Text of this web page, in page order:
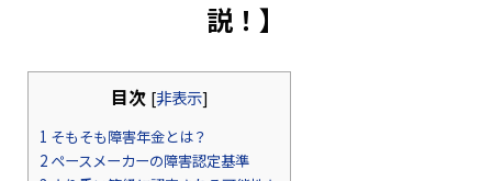
説！】
目次 [非表示]
1 そもそも障害年金とは？
2 ペースメーカーの障害認定基準